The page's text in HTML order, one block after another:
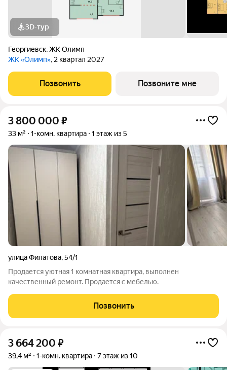
3D-тур
Георгиевск,ЖК Олимп
ЖК «Олимп», 2 квартал 2027
Позвонить Позвоните мне
3 800 000 ₽
33 м² 1-комн. квартира 1 этаж из 5
улица Филатова,54/1
Продается уютная 1 комнатная квартира, выполнен
качественный ремонт. Продается с мебелью.
Позвонить
3 664 200 ₽
39,4 м² 1-комн. квартира 7 этаж из 10